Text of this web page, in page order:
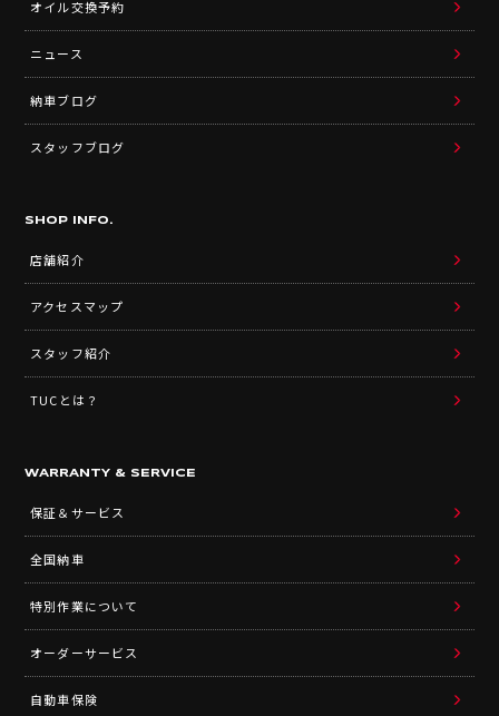
オイル交換予約
ニュース
納車ブログ
スタッフブログ
SHOP INFO.
店舗紹介
アクセスマップ
スタッフ紹介
TUCとは？
WARRANTY & SERVICE
保証＆サービス
全国納車
特別作業について
オーダーサービス
自動車保険